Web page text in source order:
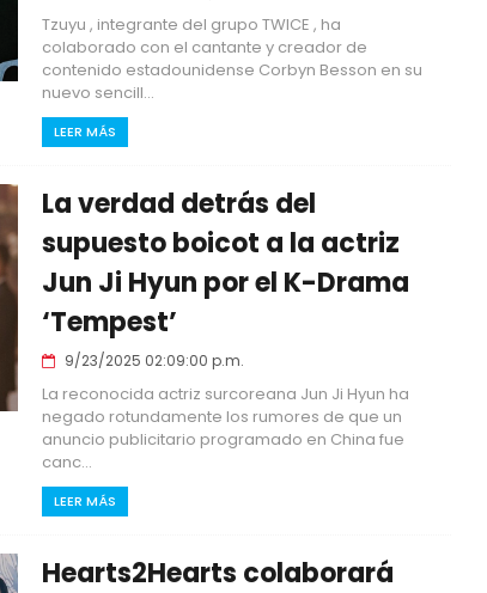
Tzuyu , integrante del grupo TWICE , ha
colaborado con el cantante y creador de
contenido estadounidense Corbyn Besson en su
nuevo sencill...
LEER MÁS
La verdad detrás del
supuesto boicot a la actriz
Jun Ji Hyun por el K-Drama
‘Tempest’
9/23/2025 02:09:00 p.m.
La reconocida actriz surcoreana Jun Ji Hyun ha
negado rotundamente los rumores de que un
anuncio publicitario programado en China fue
canc...
LEER MÁS
Hearts2Hearts colaborará